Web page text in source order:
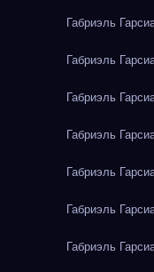
Габриэль
Габриэль
Габриэль
Габриэль
Габриэль
Габриэль
Габриэль